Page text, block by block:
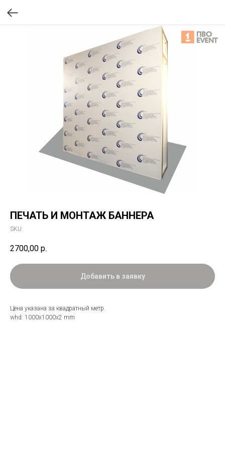
ПЕЧАТЬ И МОНТАЖ БАННЕРА
SKU:
2700,00 р.
Добавить в заявку
Цена указана за квадратный метр.
whd: 1000x1000x2 mm